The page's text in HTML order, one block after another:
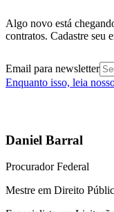
Algo novo está
contratos. Cadastre seu
Email para newsletter
Enquanto isso, leia
Daniel Barral
Procurador Federal
Mestre em Direito